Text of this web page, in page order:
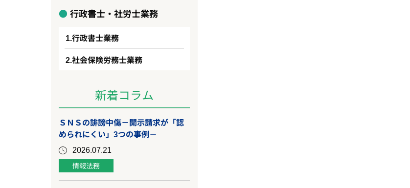
行政書士・社労士業務
行政書士業務
社会保険労務士業務
新着コラム
ＳＮＳの誹謗中傷－開示請求が「認
められにくい」3つの事例－
2026.07.21
情報法務